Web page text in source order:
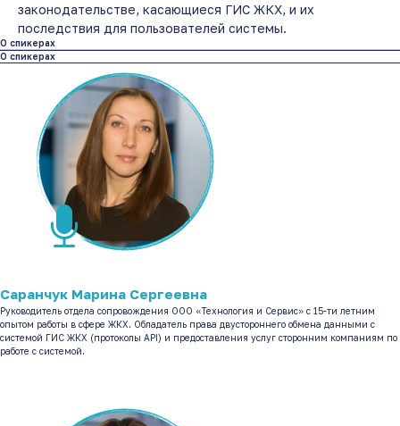
законодательстве, касающиеся ГИС ЖКХ, и их
последствия для пользователей системы.
О спикерах
О спикерах
Саранчук Марина Сергеевна
Руководитель отдела сопровождения ООО «Технология и Сервис» с 15-ти летним
опытом работы в сфере ЖКХ. Обладатель права двустороннего обмена данными с
системой ГИС ЖКХ (протоколы API) и предоставления услуг сторонним компаниям по
работе с системой.